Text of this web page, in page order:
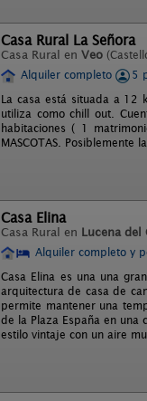
Casa Rural La Señora
Casa Rural en Veo
Alquiler completo
5
La casa está situada a
utiliza como chill out.
habitaciones ( 1
MASCOTAS. Posiblemente
Casa Elina
Casa Rural en Lucena del
Alquiler completo y
Casa Elina es una una
arquitectura de casa de
permite mantener una
de la Plaza España en una
estilo vintaje con un aire